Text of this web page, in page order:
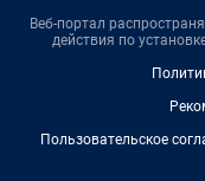
Веб-портал
действия по
Пользовательское